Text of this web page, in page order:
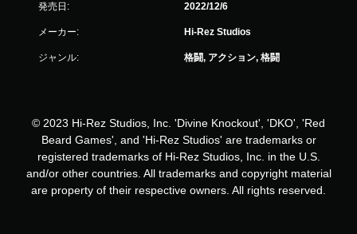
発売日: 2022/12/6
メーカー: Hi-Rez Studios
ジャンル: 格闘, アクション, 格闘
© 2023 Hi-Rez Studios, Inc. 'Divine Knockout', 'DKO', 'Red
Beard Games', and 'Hi-Rez Studios' are trademarks or
registered trademarks of Hi-Rez Studios, Inc. in the U.S.
and/or other countries. All trademarks and copyright material
are property of their respective owners. All rights reserved.